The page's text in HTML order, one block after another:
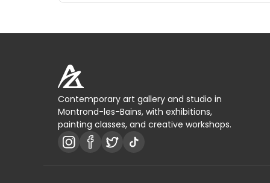
Contemporary art gallery and studio in
Montrond-les-Bains, with exhibitions,
painting classes, and creative workshops.